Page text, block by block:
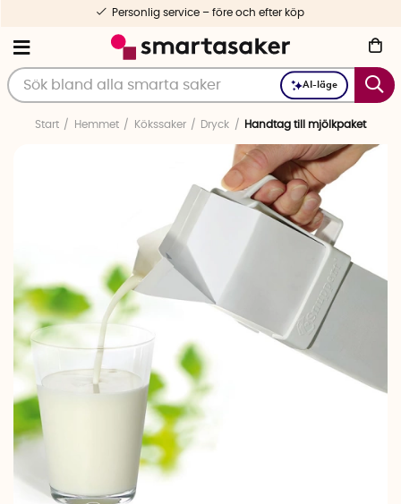
AI-läge
Personlig service – före och efter köp
Start Hemmet Kökssaker Dryck Handtag till mjölkpaket